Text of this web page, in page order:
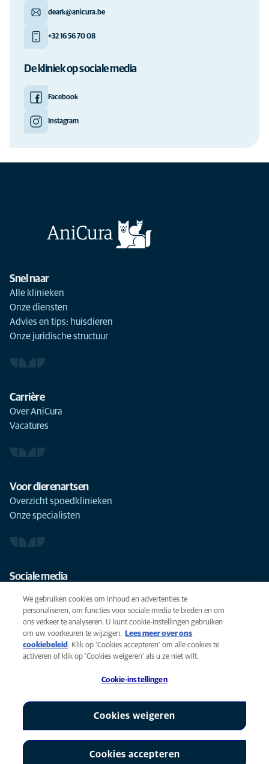
deark@anicura.be
+32 16 56 70 08
De kliniek op sociale media
Facebook
Instagram
Snel naar
Alle klinieken
Onze diensten
Advies en tips: huisdieren
Onze juridische structuur
Carrière
Over AniCura
Vacatures
Voor dierenartsen
Overzicht spoedklinieken
Onze specialisten
Sociale media
Cookies
Privacyverklaring
AniCura is een partner van Mars, Inc © 2026
Cookie-instellingen
We gebruiken cookies om inhoud en advertenties te
personaliseren, om functies voor sociale media te bieden en om
ons verkeer te analyseren. U kunt cookie-instellingen gebruiken
om uw voorkeuren te wijzigen.
Lees meer over ons
cookiebeleid (opens in a new tab)
. Klik op 'Cookies accepteren' om alle cookies te
activeren of klik op 'Cookies weigeren' als u ze niet wilt.
Cookie-instellingen
Cookies weigeren
Cookies accepteren